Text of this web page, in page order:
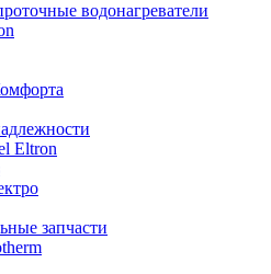
водонагреватели
Eltron
запчасти